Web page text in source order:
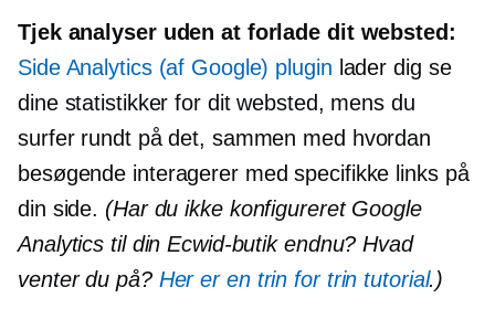
Tjek analyser uden at forlade dit websted:
Side Analytics (af Google) plugin lader dig se
dine statistikker for dit websted, mens du
surfer rundt på det, sammen med hvordan
besøgende interagerer med specifikke links på
din side. (Har du ikke konfigureret Google
Analytics til din Ecwid-butik endnu? Hvad
venter du på? Her er en trin for trin tutorial.)